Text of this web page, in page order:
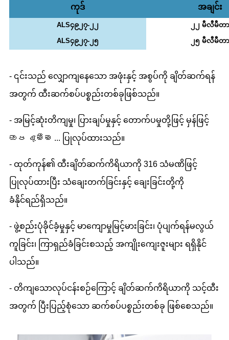
ကုဒ် အချင်း
ALS၄၉၂၇-၂၂ ၂၂ မီလီမီတာ
ALS၄၉၂၇-၂၅ ၂၅ မီလီမီတာ
- ၎င်းသည် လျှောကျနေသော အဖုံးနှင့် အစွပ်ကို ချိတ်ဆက်ရန်
အတွက် ထီးဆက်စပ်ပစ္စည်းတစ်ခုဖြစ်သည်။
- အမြင့်ဆုံးတိကျမှု၊ ပြားချပ်မှုနှင့် တောက်ပမှုတို့ဖြင့် မှန်ဖြင့်
ඔප දැමීම ... ပြုလုပ်ထားသည်။
- ထုတ်ကုန်၏ ထီးချိတ်ဆက်ကိရိယာကို 316 သံမဏိဖြင့်
ပြုလုပ်ထားပြီး သံချေးတက်ခြင်းနှင့် ချေးခြင်းတို့ကို
ခံနိုင်ရည်ရှိသည်။
- ဖွဲ့စည်းပုံခိုင်ခံ့မှုနှင့် မာကျောမှုမြင့်မားခြင်း၊ ပုံပျက်ရန်မလွယ်
ကူခြင်း၊ ကြာရှည်ခံခြင်းစသည့် အကျိုးကျေးဇူးများ ရရှိနိုင်
ပါသည်။
- တိကျသောလုပ်ငန်းစဉ်ကြောင့် ချိတ်ဆက်ကိရိယာကို သင့်ထီး
အတွက် ပြီးပြည့်စုံသော ဆက်စပ်ပစ္စည်းတစ်ခု ဖြစ်စေသည်။